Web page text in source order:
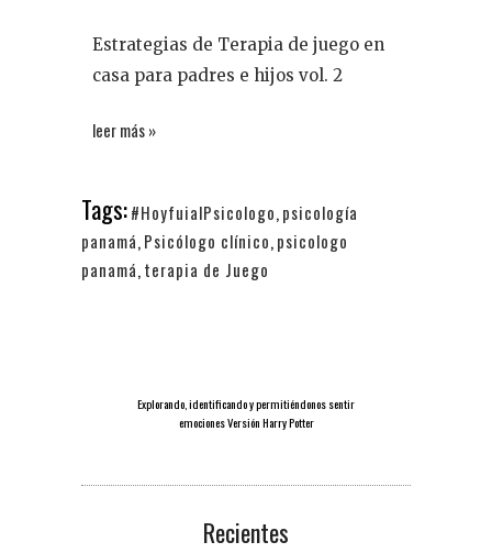
Estrategias de Terapia de juego en
casa para padres e hijos vol. 2
leer más »
Tags:#HoyfuialPsicologo,psicología
panamá,Psicólogo clínico,psicologo
panamá,terapia de Juego
Explorando, identificando y permitiéndonos sentir
emociones Versión Harry Potter
Recientes